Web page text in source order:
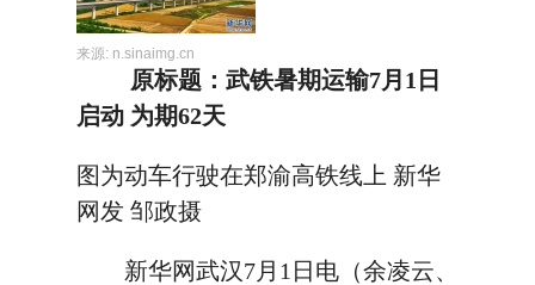
来源: n.sinaimg.cn
原标题：武铁暑期运输7月1日
启动 为期62天
图为动车行驶在郑渝高铁线上 新华
网发 邹政摄
新华网武汉7月1日电（余凌云、